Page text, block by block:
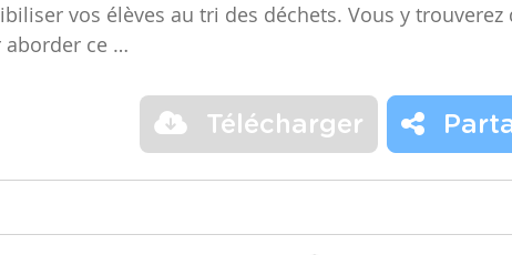
vos élèves au tri des déchets. Vous y
aborder ce …
Télécharger